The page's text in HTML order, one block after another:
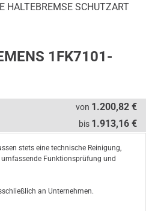
HALTEBREMSE SCHUTZART
1FK7101-
von 1.200,82 €
bis 1.913,16 €
stets eine technische Reinigung,
Funktionsprüfung und
an Unternehmen.